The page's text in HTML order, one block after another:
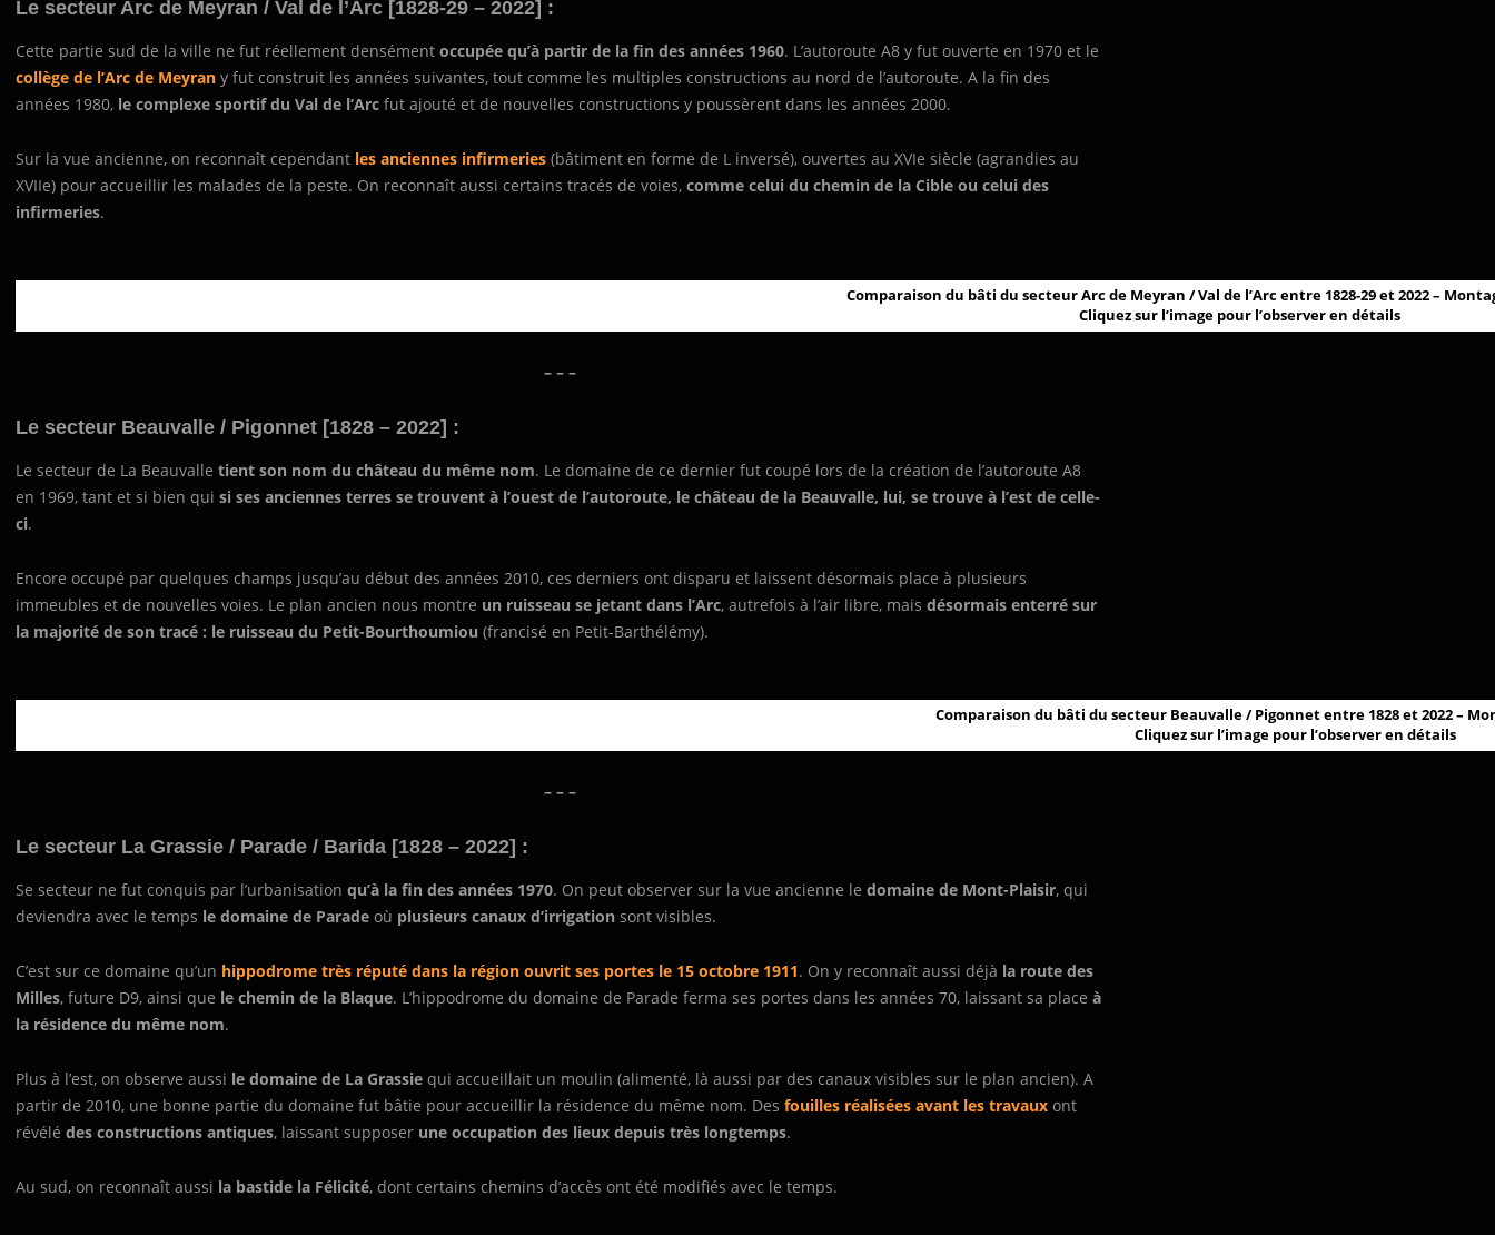
Le secteur Arc de Meyran / Val de l’Arc [1828-29 – 2022] :
Cette partie sud de la ville ne fut réellement densément occupée qu’à partir de la fin des années 1960. L’autoroute A8 y fut ouverte en 1970 et le
collège de l’Arc de Meyran y fut construit les années suivantes, tout comme les multiples constructions au nord de l’autoroute. A la fin des
années 1980, le complexe sportif du Val de l’Arc fut ajouté et de nouvelles constructions y poussèrent dans les années 2000.
Sur la vue ancienne, on reconnaît cependant les anciennes infirmeries (bâtiment en forme de L inversé), ouvertes au XVIe siècle (agrandies au
XVIIe) pour accueillir les malades de la peste. On reconnaît aussi certains tracés de voies, comme celui du chemin de la Cible ou celui des
infirmeries.
Comparaison du bâti du secteur Arc de Meyran / Val de l’Arc entre 1828-29 et 2022 –
Cliquez sur l’image pour l’observer en détails
– – –
Le secteur Beauvalle / Pigonnet [1828 – 2022] :
Le secteur de La Beauvalle tient son nom du château du même nom. Le domaine de ce dernier fut coupé lors de la création de l’autoroute A8
en 1969, tant et si bien qui si ses anciennes terres se trouvent à l’ouest de l’autoroute, le château de la Beauvalle, lui, se trouve à l’est de celle-
ci.
Encore occupé par quelques champs jusqu’au début des années 2010, ces derniers ont disparu et laissent désormais place à plusieurs
immeubles et de nouvelles voies. Le plan ancien nous montre un ruisseau se jetant dans l’Arc, autrefois à l’air libre, mais désormais enterré sur
la majorité de son tracé : le ruisseau du Petit-Bourthoumiou (francisé en Petit-Barthélémy).
Comparaison du bâti du secteur Beauvalle / Pigonnet entre 1828 et 2022 –
Cliquez sur l’image pour l’observer en détails
– – –
Le secteur La Grassie / Parade / Barida [1828 – 2022] :
Se secteur ne fut conquis par l’urbanisation qu’à la fin des années 1970. On peut observer sur la vue ancienne le domaine de Mont-Plaisir, qui
deviendra avec le temps le domaine de Parade où plusieurs canaux d’irrigation sont visibles.
C’est sur ce domaine qu’un hippodrome très réputé dans la région ouvrit ses portes le 15 octobre 1911. On y reconnaît aussi déjà la route des
Milles, future D9, ainsi que le chemin de la Blaque. L’hippodrome du domaine de Parade ferma ses portes dans les années 70, laissant sa place à
la résidence du même nom.
Plus à l’est, on observe aussi le domaine de La Grassie qui accueillait un moulin (alimenté, là aussi par des canaux visibles sur le plan ancien). A
partir de 2010, une bonne partie du domaine fut bâtie pour accueillir la résidence du même nom. Des fouilles réalisées avant les travaux ont
révélé des constructions antiques, laissant supposer une occupation des lieux depuis très longtemps.
Au sud, on reconnaît aussi la bastide la Félicité, dont certains chemins d’accès ont été modifiés avec le temps.